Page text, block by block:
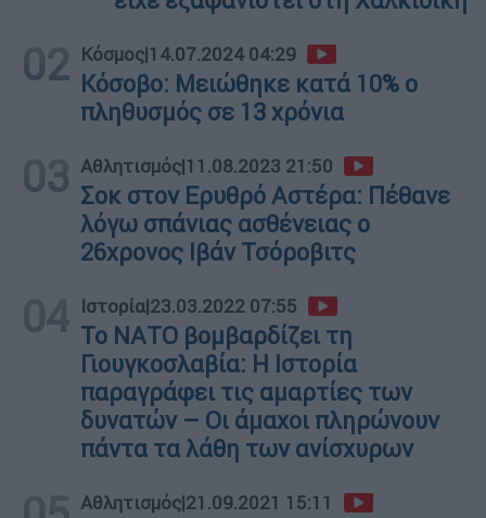
02 Κόσμος|14.07.2024 04:29
Κόσοβο: Μειώθηκε κατά 10% ο
πληθυσμός σε 13 χρόνια
03 Αθλητισμός|11.08.2023 21:50
Σοκ στον Ερυθρό Αστέρα: Πέθανε
λόγω σπάνιας ασθένειας ο
26χρονος Ιβάν Τσόροβιτς
04 Ιστορία|23.03.2022 07:55
Το ΝΑΤΟ βομβαρδίζει τη
Γιουγκοσλαβία: Η Ιστορία
παραγράφει τις αμαρτίες των
δυνατών – Οι άμαχοι πληρώνουν
πάντα τα λάθη των ανίσχυρων
Αθλητισμός|21.09.2021 15:11